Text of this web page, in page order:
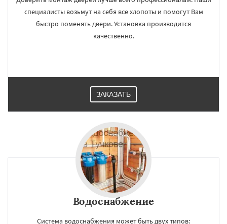
специалисты возьмут на себя все хлопоты и помогут Вам
быстро поменять двери. Установка производится
качественно.
ЗАКАЗАТЬ
Водоснабжение
Система водоснабжения может быть двух типов: